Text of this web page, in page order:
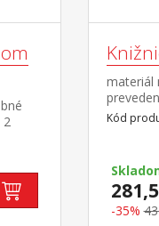
2
materiál
Kód
-35%